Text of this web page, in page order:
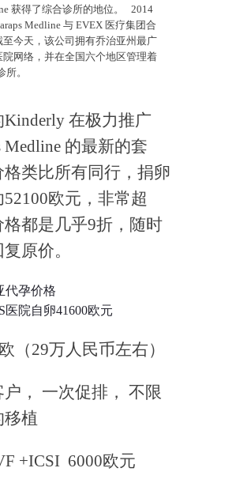
获得了综合诊所的地位。 2014
Medline 与 EVEX 医疗集团合
至今天，该公司拥有乔治亚州最广
院网络，并在全国六个地区管理着
所。
Kinderly 在极力推广
Medline 的最新的套
格类比所有同行，捐卵
欧元，非常超
格都是几乎9折，随时
原价。
代孕价格
医院自卵41600欧元
（29万人民币左右）
户， 一次促排， 不限
移植
+ICSI 6000欧元